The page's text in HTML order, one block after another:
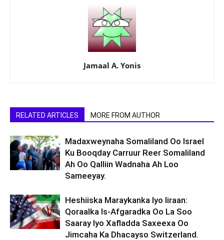
Jamaal A. Yonis
RELATED ARTICLES MORE FROM AUTHOR
Madaxweynaha Somaliland Oo Israel
Ku Booqday Carruur Reer Somaliland
Ah Oo Qalliin Wadnaha Ah Loo
Sameeyay.
Heshiiska Maraykanka Iyo Iiraan:
Qoraalka Is-Afgaradka Oo La Soo
Saaray Iyo Xafladda Saxeexa Oo
Jimcaha Ka Dhacayso Switzerland.